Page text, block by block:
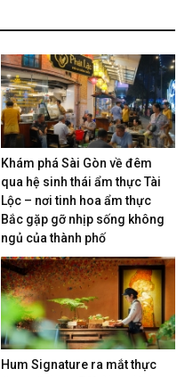
Khám phá Sài Gòn về đêm
qua hệ sinh thái ẩm thực Tài
Lộc – nơi tinh hoa ẩm thực
Bắc gặp gỡ nhịp sống không
ngủ của thành phố
Hum Signature ra mắt thực